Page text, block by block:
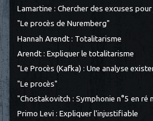
Lamartine : Chercher des excuses
"Le procès de Nuremberg"
Hannah Arendt : Totalitarisme
Arendt : Expliquer le totalitarisme
"Le Procès (Kafka) : Une analyse
"Le procès"
"Chostakovitch : Symphonie n°5 en ré
Primo Levi : Expliquer l'injustifiable